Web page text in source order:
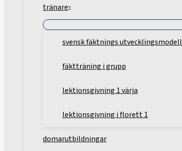
tränare
svensk fäktnings utvecklingsmodell
fäktträning i grupp
lektionsgivning 1 värja
lektionsgivning i florett 1
domarutbildningar